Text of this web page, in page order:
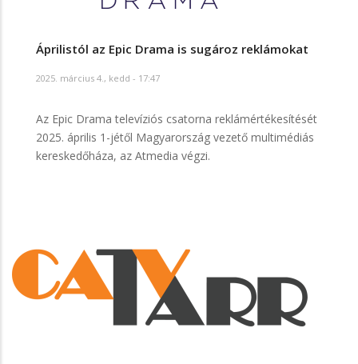
Áprilistól az Epic Drama is sugároz reklámokat
2025. március 4., kedd - 17:47
Az Epic Drama televíziós csatorna reklámértékesítését
2025. április 1-jétől Magyarország vezető multimédiás
kereskedőháza, az Atmedia végzi.